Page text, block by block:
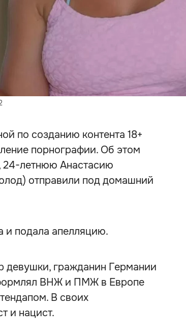
по созданию контента 18+
порнографии. Об этом
24-летнюю Анастасию
отправили под домашний
и подала апелляцию.
девушки, гражданин Германии
ВНЖ и ПМЖ в Европе
В своих
и нацист.